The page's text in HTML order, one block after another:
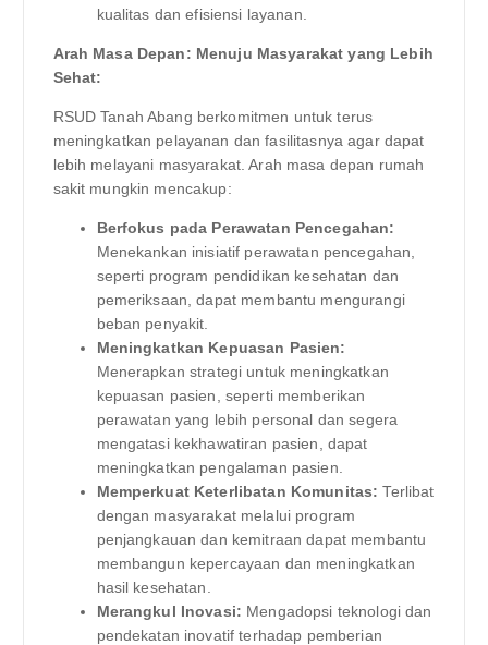
kualitas dan efisiensi layanan.
Arah Masa Depan: Menuju Masyarakat yang Lebih
Sehat:
RSUD Tanah Abang berkomitmen untuk terus
meningkatkan pelayanan dan fasilitasnya agar dapat
lebih melayani masyarakat. Arah masa depan rumah
sakit mungkin mencakup:
Berfokus pada Perawatan Pencegahan:
Menekankan inisiatif perawatan pencegahan,
seperti program pendidikan kesehatan dan
pemeriksaan, dapat membantu mengurangi
beban penyakit.
Meningkatkan Kepuasan Pasien:
Menerapkan strategi untuk meningkatkan
kepuasan pasien, seperti memberikan
perawatan yang lebih personal dan segera
mengatasi kekhawatiran pasien, dapat
meningkatkan pengalaman pasien.
Memperkuat Keterlibatan Komunitas: Terlibat
dengan masyarakat melalui program
penjangkauan dan kemitraan dapat membantu
membangun kepercayaan dan meningkatkan
hasil kesehatan.
Merangkul Inovasi: Mengadopsi teknologi dan
pendekatan inovatif terhadap pemberian